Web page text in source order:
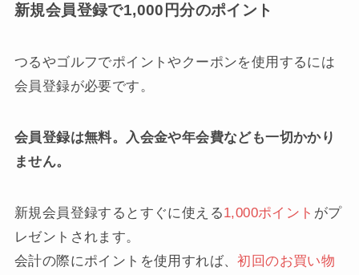
新規会員登録で1,000円分のポイント
つるやゴルフでポイントやクーポンを使用するには
会員登録が必要です。
会員登録は無料。入会金や年会費なども一切かかり
ません。
新規会員登録するとすぐに使える1,000ポイント がプ
レゼントされます。
会計の際にポイントを使用すれば、初回のお買い物